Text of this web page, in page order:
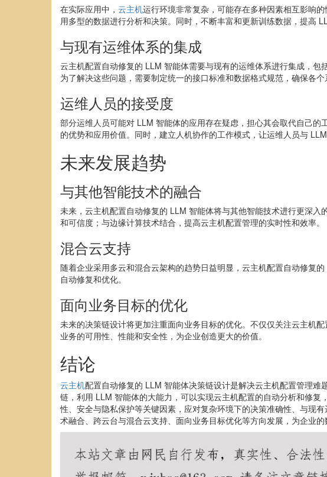
在实际应用中， 云主机运行环境非常复杂，可能存在多种因素相互影响
用多型的数据进行分析和决策。同时，不断丰富和更新训练数据，提高
与现有运维体系的集成
云主机配置自动修复的 LLM 智能体需要与现有的运维体系进行集成，包
为了解决这些问题，需要制定统一的接口标准和数据格式规范，确保各个
运维人员的接受度
部分运维人员可能对 LLM 智能体的应用存在疑虑，担心其会取代自己
的优势和应用价值。同时，建立人机协作的工作模式，让运维人员与
未来发展趋势
与其他智能技术的融合
未来，云主机配置自动修复的 LLM 智能体将与其他智能技术进行更深
和可信度；与边缘计算技术结合，提高云主机配置管理的实时性和效率。
混合云支持
随着企业采用多云和混合云架构的趋势日益明显，云主机配置自动修复
自动修复和优化。
面向业务目标的优化
未来的决策链设计将更加注重面向业务目标的优化。不仅仅关注云主机
业务的可用性、性能和安全性，为企业创造更大的价值。
结论
云主机配置自动修复的 LLM 智能体决策链设计是解决云主机配置管理
链，利用 LLM 智能体的大能力，可以实现云主机配置的自动分析和修
性、安全与隐私保护等关键因素，应对复杂环境下的决策准确性、与现
术融合、跨云台与混合云支持、面向业务目标优化等方向发展，为企业的